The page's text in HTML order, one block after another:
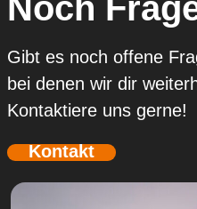
Gibt es noch offene
bei denen wir dir
Kontaktiere uns gerne!
Kontakt